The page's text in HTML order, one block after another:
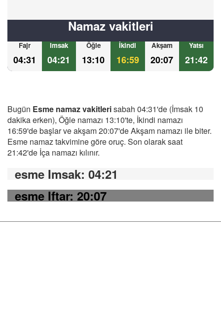
Namaz vakitleri
Fajr
04:31
Imsak
04:21
Öğle
13:10
İkindi
16:59
Akşam
20:07
Yatsı
21:42
Bugün Esme namaz vakitlerisabah 04:31'de (İmsak 10
dakika erken), Öğle namazı 13:10'te, İkindi namazı
16:59'de başlar ve akşam 20:07'de Akşam namazı ile biter.
Esme namaz takvimine göre oruç. Son olarak saat
21:42'de İça namazı kılınır.
esme Imsak: 04:21
esme Iftar: 20:07